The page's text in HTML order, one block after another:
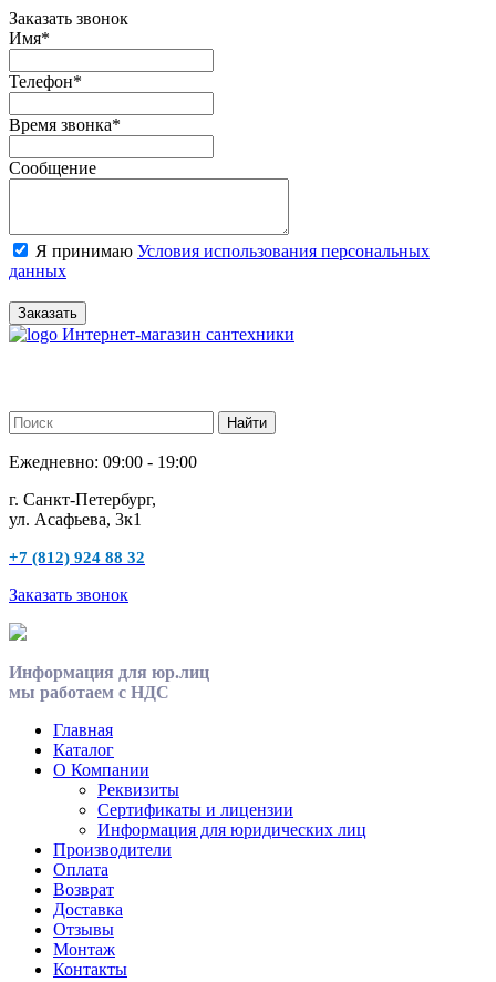
Заказать звонок
Имя*
Телефон*
Время звонка*
Сообщение
Я принимаю Условия использования персональных
данных
Заказать
Интернет-магазин сантехники
Ежедневно: 09:00 - 19:00
г. Санкт-Петербург,
ул. Асафьева, 3к1
+7 (812) 924 88 32
Заказать звонок
Информация для юр.лиц
мы работаем с НДС
Главная
Каталог
О Компании
Реквизиты
Сертификаты и лицензии
Информация для юридических лиц
Производители
Оплата
Возврат
Доставка
Отзывы
Монтаж
Контакты